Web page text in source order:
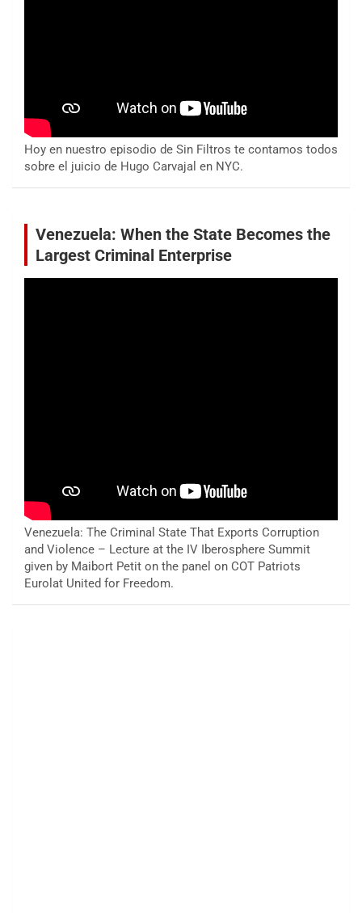
Hoy en nuestro episodio de Sin Filtros te contamos todos
sobre el juicio de Hugo Carvajal en NYC.
Venezuela: When the State Becomes the
Largest Criminal Enterprise
Venezuela: The Criminal State That Exports Corruption
and Violence – Lecture at the IV Iberosphere Summit
given by Maibort Petit on the panel on COT Patriots
Eurolat United for Freedom.